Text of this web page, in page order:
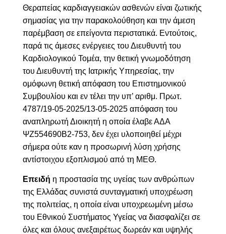
Θεραπείας καρδιαγγειακών ασθενών είναι ζωτικής
σημασίας για την παρακολούθηση και την άμεση
παρέμβαση σε επείγοντα περιστατικά. Εντούτοις,
παρά τις άμεσες ενέργειες του Διευθυντή του
Καρδιολογικού Τομέα, την θετική γνωμοδότηση
του Διευθυντή της Ιατρικής Υπηρεσίας, την
ομόφωνη θετική απόφαση του Επιστημονικού
Συμβουλίου και εν τέλει την υπ’ αριθμ. Πρωτ.
4787/19-05-2025/13-05-2025 απόφαση του
αναπληρωτή Διοικητή η οποία έλαβε ΑΔΑ
ΨΖ554690Β2-753, δεν έχει υλοποιηθεί μέχρι
σήμερα ούτε καν η προσωρινή λύση χρήσης
αντίστοιχου εξοπλισμού από τη ΜΕΘ.
Επειδή η προστασία της υγείας των ανθρώπων
της Ελλάδας συνιστά συνταγματική υποχρέωση
της πολιτείας, η οποία είναι υποχρεωμένη μέσω
του Εθνικού Συστήματος Υγείας να διασφαλίζει σε
όλες και όλους ανεξαιρέτως δωρεάν και υψηλής